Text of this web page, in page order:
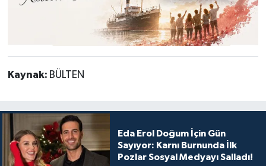
Kaynak: BÜLTEN
Eda Erol Doğum İçin Gün
Sayıyor: Karnı Burnunda İlk
Pozlar Sosyal Medyayı Salladı!